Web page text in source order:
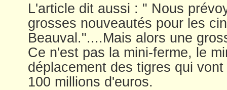
L'article dit aussi : " Nous
grosses nouveautés pour les
Beauval."....Mais alors une
Ce n'est pas la mini-ferme, le
déplacement des tigres qui
100 millions d'euros.